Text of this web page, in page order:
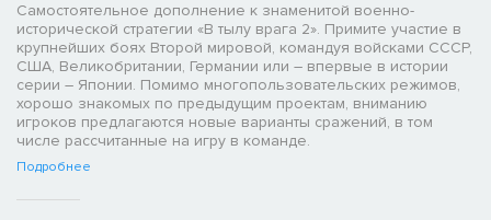
Самостоятельное дополнение к знаменитой военно-
исторической стратегии «В тылу врага 2». Примите участие в
крупнейших боях Второй мировой, командуя войсками СССР,
США, Великобритании, Германии или – впервые в истории
серии – Японии. Помимо многопользовательских режимов,
хорошо знакомых по предыдущим проектам, вниманию
игроков предлагаются новые варианты сражений, в том
числе рассчитанные на игру в команде.
Подробнее